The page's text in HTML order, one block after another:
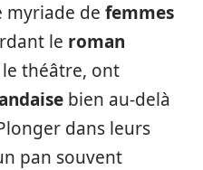
myriade de femmes
le roman
théâtre, ont
bien au-delà
dans leurs
pan souvent